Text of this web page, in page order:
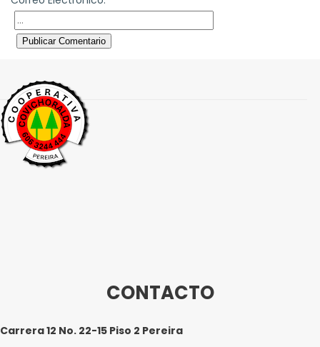
Publicar Comentario
CONTACTO
Carrera 12 No. 22-15 Piso 2 Pereira